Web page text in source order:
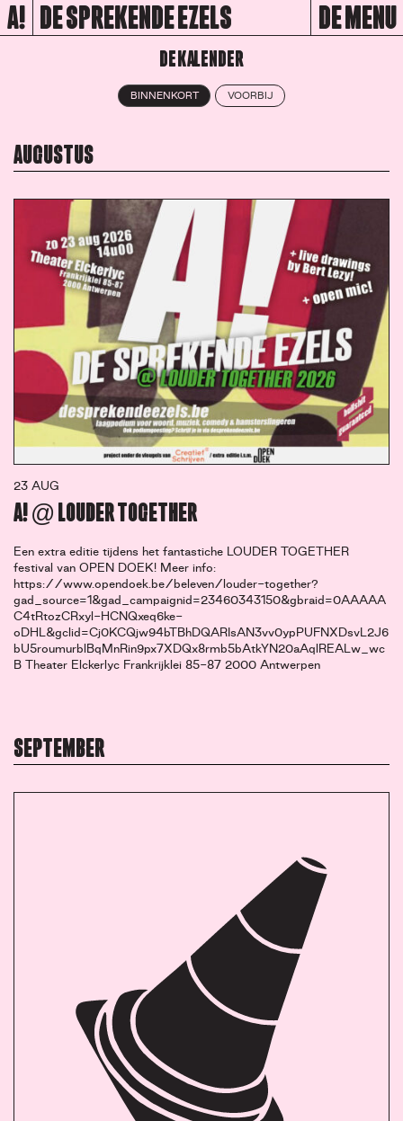
A! DE SPREKENDE EZELS DE MENU
DE KALENDER
BINNENKORT VOORBIJ
AUGUSTUS
23 AUG
A! @ LOUDER TOGETHER
Een extra editie tijdens het fantastiche LOUDER TOGETHER
festival van OPEN DOEK! Meer info:
https://www.opendoek.be/beleven/louder-together?
gad_source=1&gad_campaignid=23460343150&gbraid=0AAAAA
C4tRtozCRxyl-HCNQxeq6ke-
oDHL&gclid=Cj0KCQjw94bTBhDQARIsAN3vv0ypPUFNXDsvL2J6
bU5roumurblBqMnRin9px7XDQx8rmb5bAtkYN20aAqlREALw_wc
B Theater Elckerlyc Frankrijklei 85-87 2000 Antwerpen
SEPTEMBER